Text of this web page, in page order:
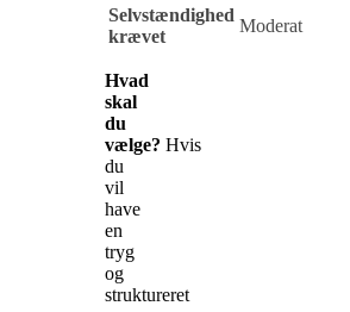
Selvstændighed
krævet
Moderat
Hvad
skal
du
vælge? Hvis
du
vil
have
en
tryg
og
struktureret